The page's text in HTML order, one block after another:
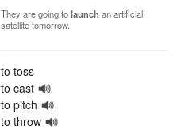
They are going tolaunch an artificial
satellite tomorrow.
to toss
to cast
to pitch
to throw